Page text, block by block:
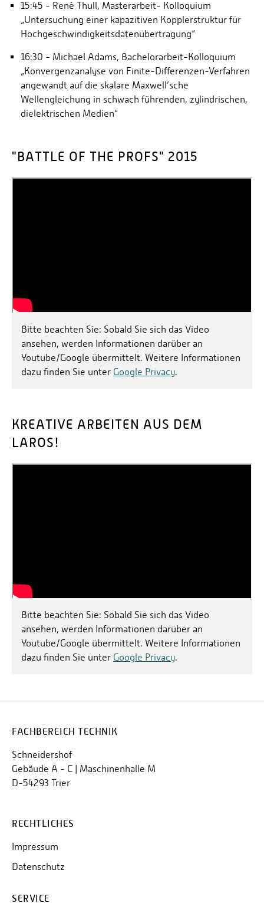
15:45 - René Thull, Masterarbeit- Kolloquium
„Untersuchung einer kapazitiven Kopplerstruktur für
Hochgeschwindigkeitsdatenübertragung“
16:30 - Michael Adams, Bachelorarbeit-Kolloquium
„Konvergenzanalyse von Finite-Differenzen-Verfahren
angewandt auf die skalare Maxwell’sche
Wellengleichung in schwach führenden, zylindrischen,
dielektrischen Medien“
"BATTLE OF THE PROFS" 2015
Bitte beachten Sie: Sobald Sie sich das Video
ansehen, werden Informationen darüber an
Youtube/Google übermittelt. Weitere Informationen
dazu finden Sie unter Google Privacy.
KREATIVE ARBEITEN AUS DEM
LAROS!
Bitte beachten Sie: Sobald Sie sich das Video
ansehen, werden Informationen darüber an
Youtube/Google übermittelt. Weitere Informationen
dazu finden Sie unter Google Privacy.
FACHBEREICH TECHNIK
Schneidershof
Gebäude A - C | Maschinenhalle M
D-54293 Trier
RECHTLICHES
Impressum
Datenschutz
SERVICE